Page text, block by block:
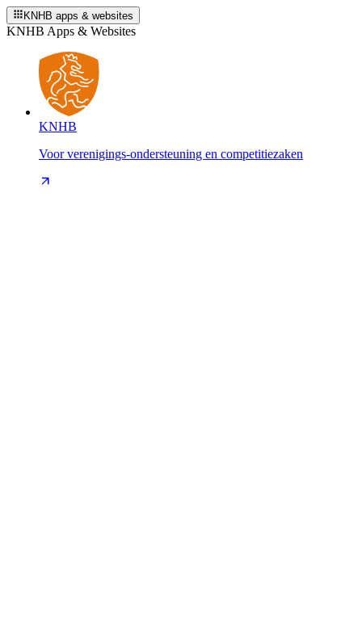
KNHB apps & websites
KNHB Apps & Websites
KNHB
Voor verenigings-ondersteuning en competitiezaken